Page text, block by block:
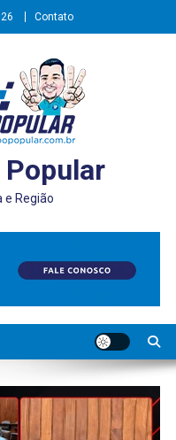
Contato
e Região